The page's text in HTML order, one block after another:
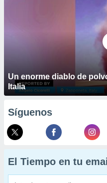
Un enorme diablo de
Italia
Síguenos
El Tiempo en tu